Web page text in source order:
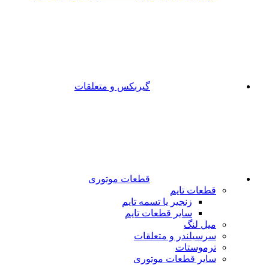
گیربکس و متعلقات
قطعات موتوری
قطعات تایم
زنجیر یا تسمه تایم
سایر قطعات تایم
میل لنگ
سرسیلندر و متعلقات
ترموستات
سایر قطعات موتوری